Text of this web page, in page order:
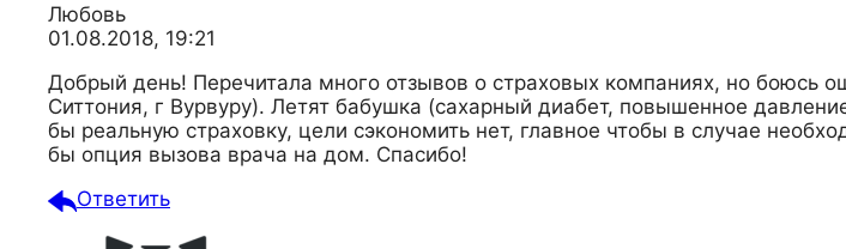
Любовь
01.08.2018, 19:21
Добрый день! Перечитала много отзывов о страховых компаниях, но боюсь
Ситтония, г Вурвуру). Летят бабушка (сахарный диабет, повышенное
бы реальную страховку, цели сэкономить нет, главное чтобы в случае
бы опция вызова врача на дом. Спасибо!
Ответить